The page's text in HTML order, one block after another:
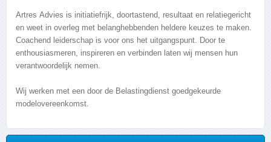
Artres Advies is initiatiefrijk, doortastend, resultaat en relatiegericht
en weet in overleg met belanghebbenden heldere keuzes te maken.
Coachend leiderschap is voor ons het uitgangspunt. Door te
enthousiasmeren, inspireren en verbinden laten wij mensen hun
verantwoordelijk nemen.
Wij werken met een door de Belastingdienst goedgekeurde
modelovereenkomst.